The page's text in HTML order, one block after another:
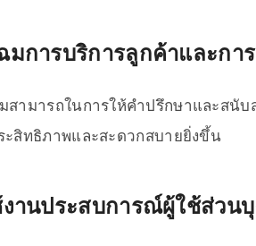
มการบริการลูกค้าและกา
สามารถในการให้คำปรึกษาและสนั
ะสิทธิภาพและสะดวกสบายยิ่งขึ้น
งานประสบการณ์ผู้ใช้ส่วน